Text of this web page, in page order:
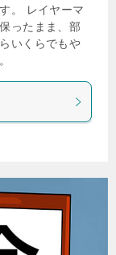
。 レイヤーマ
ったまま、部
いくらでもや